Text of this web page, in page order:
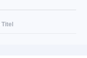
Titel